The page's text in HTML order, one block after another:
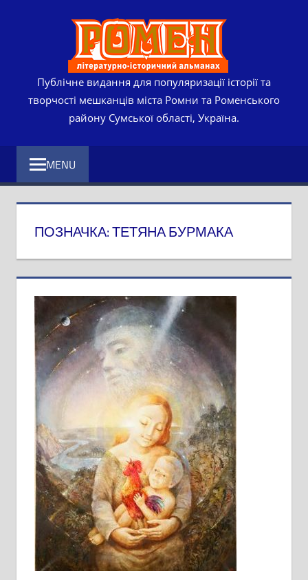
Публічне видання для популяризації історії та
творчості мешканців міста Ромни та Роменського
району Сумської області, Україна.
MENU
ПОЗНАЧКА:ТЕТЯНА БУРМАКА